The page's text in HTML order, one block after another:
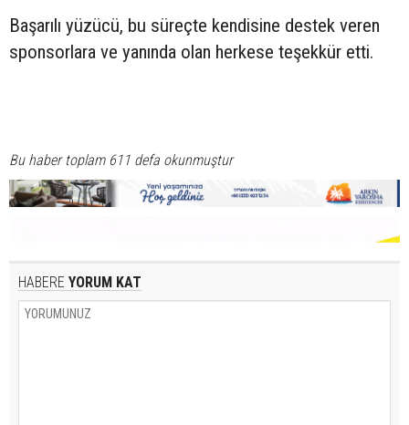
Başarılı yüzücü, bu süreçte kendisine destek veren
sponsorlara ve yanında olan herkese teşekkür etti.
Bu haber toplam 611 defa okunmuştur
HABERE YORUM KAT